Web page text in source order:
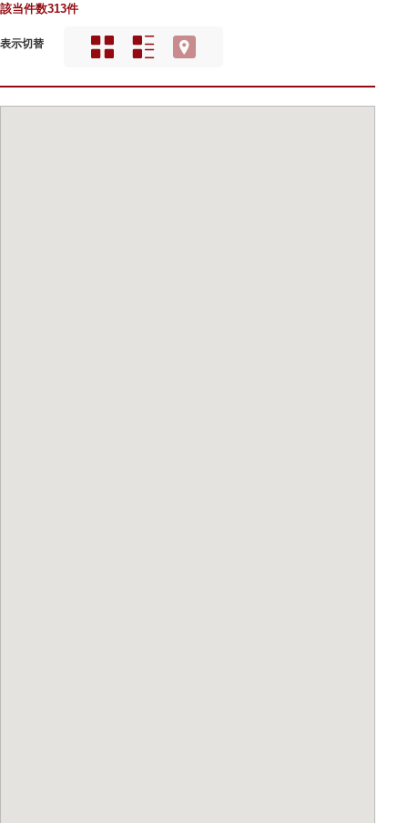
該当件数313件
表示切替